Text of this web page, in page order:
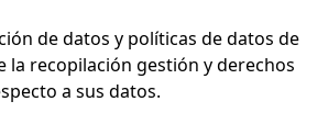
de datos y políticas de datos de
la recopilación gestión y derechos
a sus datos.